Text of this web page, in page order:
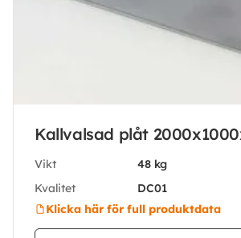
Kallvalsad plåt
Vikt
48 kg
Kvalitet
DC01
Klicka här för full produktdata